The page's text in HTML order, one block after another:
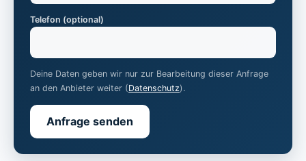
Telefon (optional)
Deine Daten geben wir nur zur Bearbeitung dieser Anfrage
an den Anbieter weiter (Datenschutz).
Anfrage senden